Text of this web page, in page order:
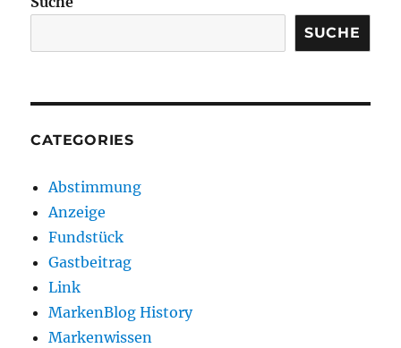
SUCHE
CATEGORIES
Abstimmung
Anzeige
Fundstück
Gastbeitrag
Link
MarkenBlog History
Markenwissen